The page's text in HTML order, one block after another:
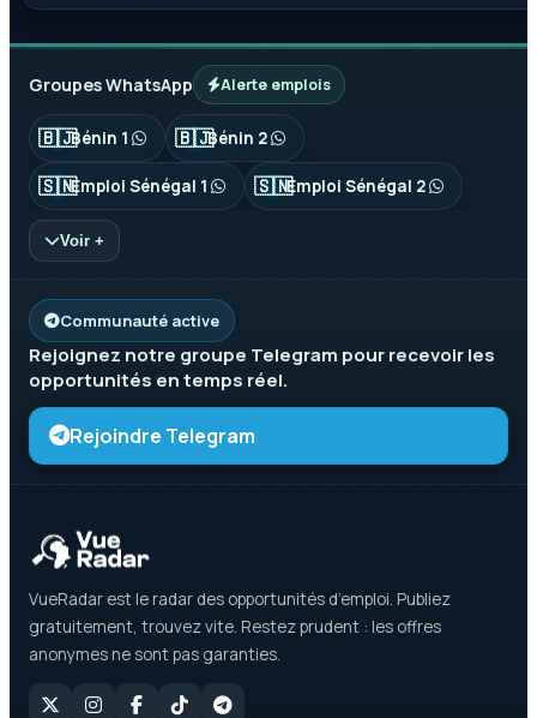
Groupes WhatsApp Alerte emplois
🇧🇯Bénin 1 🇧🇯Bénin 2
🇸🇳Emploi Sénégal 1 🇸🇳Emploi Sénégal 2
Voir +
Communauté active
Rejoignez notre groupe Telegram pour recevoir les
opportunités en temps réel.
Rejoindre Telegram
VueRadar est le radar des opportunités d’emploi. Publiez
gratuitement, trouvez vite. Restez prudent : les offres
anonymes ne sont pas garanties.